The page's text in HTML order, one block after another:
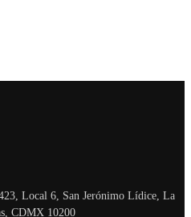
Local 6, San Jerónimo Lídice, La
CDMX 10200